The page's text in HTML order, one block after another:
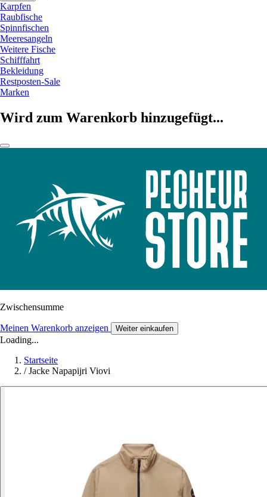
Karpfen
Raubfische
Spinnfischen
Meeresangeln
Weitere Fische
Schifffahrt
Bekleidung
Restposten-Sale
Marken
Wird zum Warenkorb hinzugefügt...
Zwischensumme
Meinen Warenkorb anzeigen Weiter einkaufen
Loading...
Startseite
/ Jacke Napapijri Viovi